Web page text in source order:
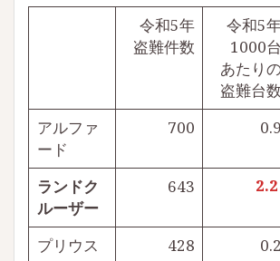
令和5年
盗難件数
令和5
1000台
あたり
盗難台数
アルファ
ード
700 0.9
ランドク
ルーザー
643 2.2
プリウス 428 0.2